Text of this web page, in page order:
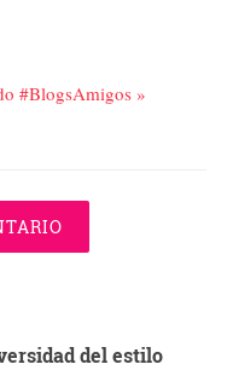
#BlogsAmigos »
del estilo